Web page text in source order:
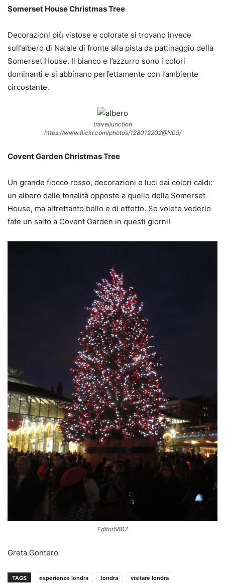
Somerset House Christmas Tree
Decorazioni più vistose e colorate si trovano invece
sull’albero di Natale di fronte alla pista da pattinaggio della
Somerset House. Il bianco e l’azzurro sono i colori
dominanti e si abbinano perfettamente con l’ambiente
circostante.
traveljunction
https://www.flickr.com/photos/128012202@N05/
Covent Garden Christmas Tree
Un grande fiocco rosso, decorazioni e luci dai colori caldi:
un albero dalle tonalità opposte a quello della Somerset
House, ma altrettanto bello e di effetto. Se volete vederlo
fate un salto a Covent Garden in questi giorni!
Editor5807
Greta Gontero
TAGS esperienze londra londra
visitare londra